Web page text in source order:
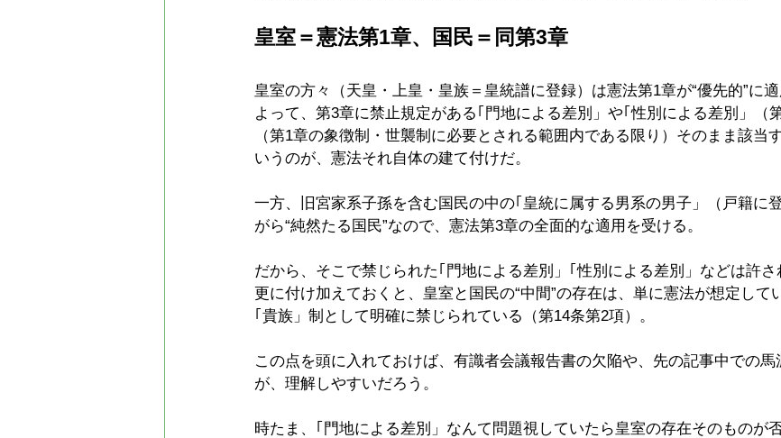
皇室＝憲法第1章、国民＝同第3章
皇室の方々（天皇・上皇・皇族＝皇統譜に登録）は憲法第1章が“優先的”に適
よって、第3章に禁止規定がある｢門地による差別」や｢性別による差別」（
（第1章の象徴制・世襲制に必要とされる範囲内である限り）そのまま該当
いうのが、憲法それ自体の建て付けだ。
一方、旧宮家系子孫を含む国民の中の｢皇統に属する男系の男子」（戸籍に
がら“純然たる国民”なので、憲法第3章の全面的な適用を受ける。
だから、そこで禁じられた｢門地による差別」｢性別による差別」などは許さ
更に付け加えておくと、皇室と国民の“中間”の存在は、単に憲法が想定して
｢貴族」制として明確に禁じられている（第14条第2項）。
この点を頭に入れておけば、有識者会議報告書の欠陥や、先の記事中での馬
が、理解しやすいだろう。
時たま、｢門地による差別」なんて問題視していたら皇室の存在そのものが